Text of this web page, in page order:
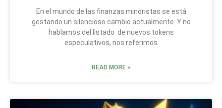
En el mundo de las finanzas minoristas se está
gestando un silencioso cambio actualmente. Y no
hablamos del listado de nuevos tokens
especulativos, nos referimos
READ MORE »